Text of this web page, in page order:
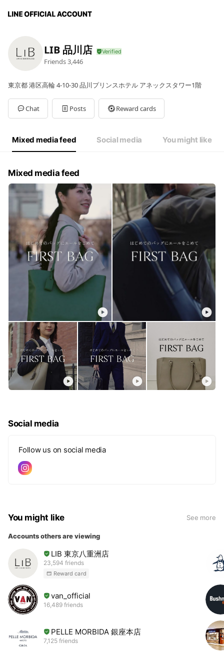
LIB 品川店
Friends3,446
東京都 港区高輪 4-10-30 品川プリンスホテル アネックスタワー1階
Chat Posts Reward cards
Mixed media feed Social media You might like
Mixed media feed
Social media
Follow us on social media
You might like See more
Accounts others are viewing
LIB 東京八重洲店
23,594 friends
Reward card
van_official
16,489 friends
PELLE MORBIDA 銀座本店
7,125 friends